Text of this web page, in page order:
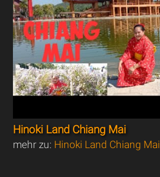
Hinoki Land Chiang Mai
mehr zu: Hinoki Land Chiang Mai